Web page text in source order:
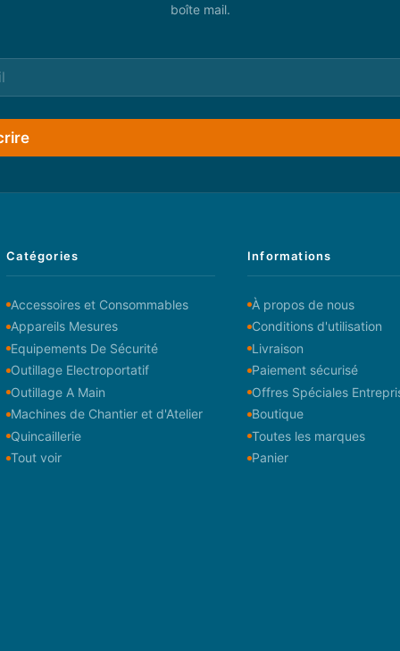
boîte mail.
Catégories
Accessoires et Consommables
Appareils Mesures
Equipements De Sécurité
Outillage Electroportatif
Outillage A Main
Machines de Chantier et d'Atelier
Quincaillerie
Tout voir
Informations
À propos de nous
Conditions d'utilisation
Livraison
Paiement sécurisé
Offres Spéciales
Boutique
Toutes les marques
Panier